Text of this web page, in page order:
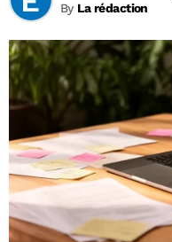
By La rédaction